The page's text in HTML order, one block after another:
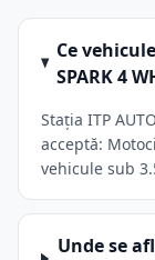
Ce
SPARK 4
Stația ITP
acceptă:
vehicule sub
Unde se